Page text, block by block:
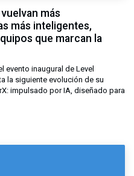
más
más inteligentes,
que marcan la
evento inaugural de Level
la siguiente evolución de su
impulsado por IA, diseñado para